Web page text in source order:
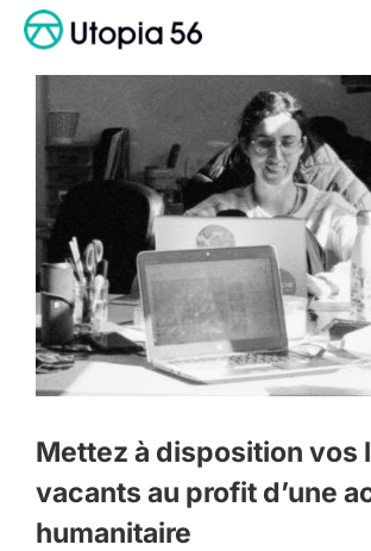
Passer
AGIR
S’INFORMER
ADHÉRER
FAIRE UN DON
Mettez à disposition vos
vacants au profit d’une
humanitaire